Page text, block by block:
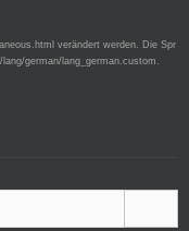
verändert werden. Die Spr
german/lang_german.custom.